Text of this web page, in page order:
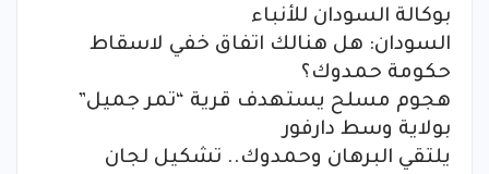
بوكالة السودان للأنباء
السودان: هل هنالك اتفاق خفي لاسقاط
حكومة حمدوك؟
هجوم مسلح يستهدف قرية “تمر جميل”
بولاية وسط دارفور
يلتقي البرهان وحمدوك.. تشكيل لجان